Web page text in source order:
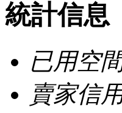
統計信息
已用空
賣家信